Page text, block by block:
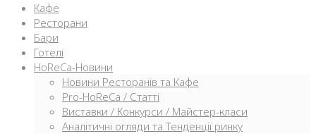
Кафе
Ресторани
Бари
Готелі
HoReCa-Новини
Новини Ресторанів та Кафе
Pro-HoReCa / Статті
Виставки / Конкурси / Майстер-класи
Аналітичні огляди та Тенденції ринку